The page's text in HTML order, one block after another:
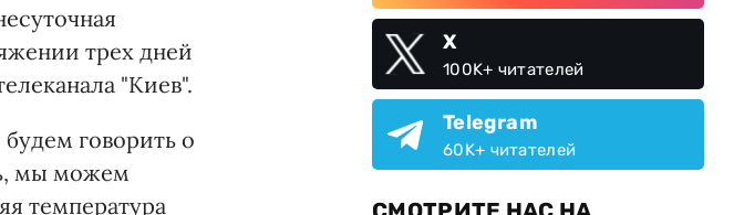
трех дней
"Киев".
говорить о
мы можем
температура
X
100K+ читателей
Telegram
60K+ читателей